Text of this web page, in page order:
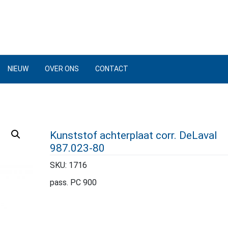
NIEUW OVER ONS CONTACT
Kunststof achterplaat corr. DeLaval
987.023-80
SKU: 1716
pass. PC 900